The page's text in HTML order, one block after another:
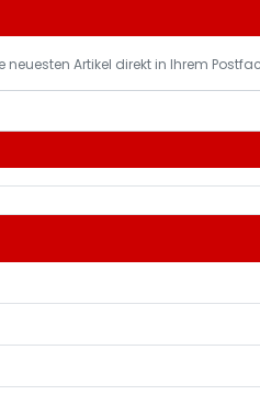
neuesten Artikel direkt in Ihrem